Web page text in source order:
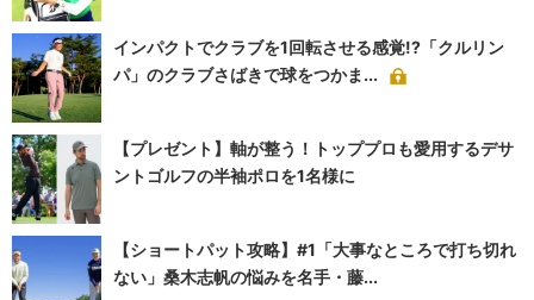
インパクトでクラブを1回転させる感覚!?「クルリン
パ」のクラブさばきで球をつかま...
【プレゼント】軸が整う！トッププロも愛用するデサ
ントゴルフの半袖ポロを1名様に
【ショートパット攻略】#1「大事なところで打ち切れ
ない」桑木志帆の悩みを名手・藤...